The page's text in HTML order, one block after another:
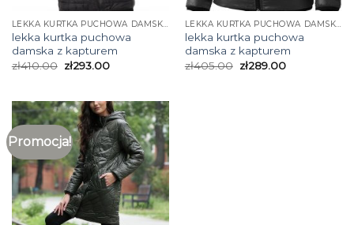
lekka kurtka puchowa
damska z kapturem
zł410.00 zł293.00
lekka kurtka puchowa
damska z kapturem
zł405.00 zł289.00
Promocja!